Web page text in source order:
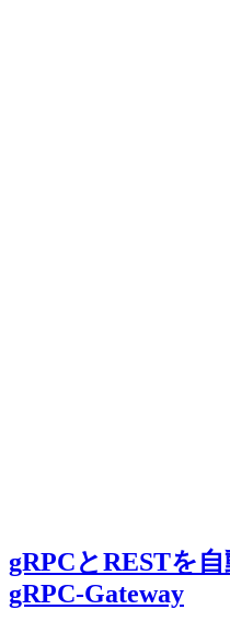
gRPCとRESTを
gRPC-Gateway